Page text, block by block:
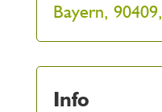
Bayern, 90409,
Info